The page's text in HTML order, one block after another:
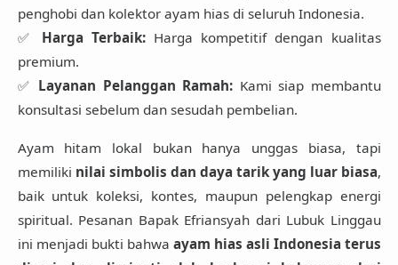
penghobi dan kolektor ayam hias di seluruh Indonesia.
✅ Harga Terbaik:Harga kompetitif dengan kualitas
premium.
✅ Layanan Pelanggan Ramah: Kami siap membantu
konsultasi sebelum dan sesudah pembelian.
Ayam hitam lokal bukan hanya unggas biasa, tapi
memiliki nilai simbolis dan daya tarik yang luar biasa,
baik untuk koleksi, kontes, maupun pelengkap energi
spiritual. Pesanan Bapak Efriansyah dari Lubuk Linggau
ini menjadi bukti bahwa ayam hias asli Indonesia terus